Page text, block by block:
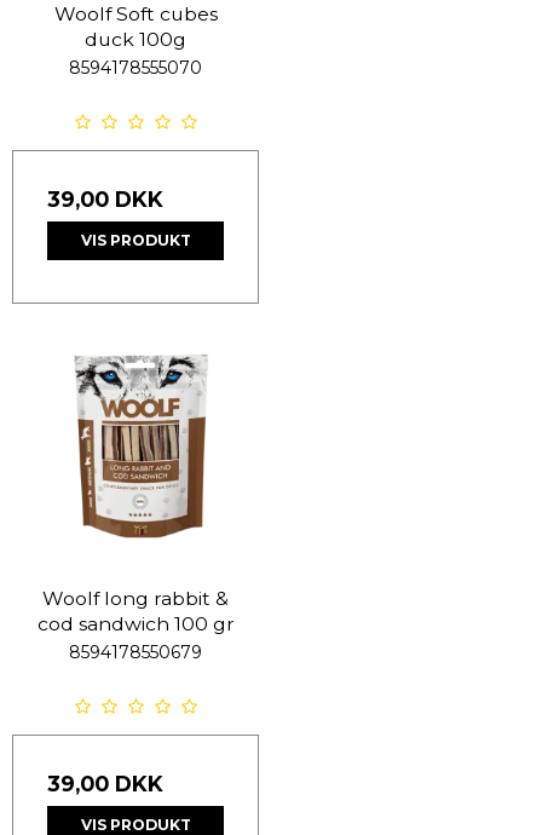
Woolf Soft cubes
duck 100g
8594178555070
39,00 DKK
VIS PRODUKT
Woolf long rabbit &
cod sandwich 100 gr
8594178550679
39,00 DKK
VIS PRODUKT